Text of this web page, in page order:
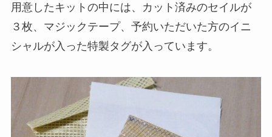
用意したキットの中には、カット済みのセイルが
３枚、マジックテープ、予約いただいた方のイニ
シャルが入った特製タグが入っています。